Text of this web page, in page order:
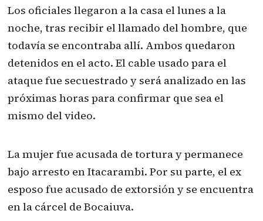
Los oficiales llegaron a la casa el lunes a la
noche, tras recibir el llamado del hombre, que
todavía se encontraba allí. Ambos quedaron
detenidos en el acto. El cable usado para el
ataque fue secuestrado y será analizado en las
próximas horas para confirmar que sea el
mismo del video.
La mujer fue acusada de tortura y permanece
bajo arresto en Itacarambi. Por su parte, el ex
esposo fue acusado de extorsión y se encuentra
en la cárcel de Bocaiuva.